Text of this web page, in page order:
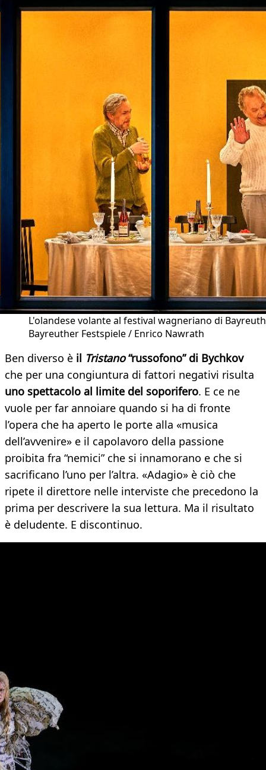
L'olandese volante al festival wagneriano di
Bayreuther Festspiele / Enrico Nawrath
Ben diverso è il Tristano“russofono” di Bychkov
che per una congiuntura di fattori negativi risulta
uno spettacolo al limite del soporifero. E ce ne
vuole per far annoiare quando si ha di fronte
l’opera che ha aperto le porte alla «musica
dell’avvenire» e il capolavoro della passione
proibita fra “nemici” che si innamorano e che si
sacrificano l’uno per l’altra. «Adagio» è ciò che
ripete il direttore nelle interviste che precedono la
prima per descrivere la sua lettura. Ma il risultato
è deludente. E discontinuo.